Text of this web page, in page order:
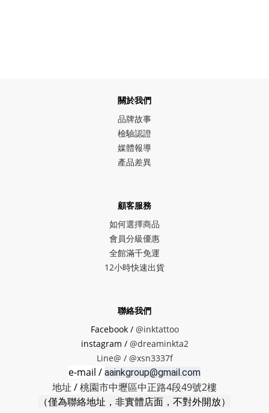
關於我們
品牌故事
檢驗認證
媒體報導
產品差異
顧客服務
如何選擇商品
會員分級優惠
全館滿千免運
12小時快速出貨
聯絡我們
Facebook / @inktattoo
instagram / @dreaminkta2
Line@ / @xsn3337f
e-mail / aainkgroup@gmail.com
地址 /桃園市中壢區中正路4段49號2樓
（僅為聯絡地址，非實體店面，不對外開放）